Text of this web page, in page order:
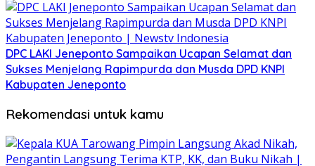
DPC LAKI Jeneponto Sampaikan Ucapan Selamat dan
Sukses Menjelang Rapimpurda dan Musda DPD KNPI
Kabupaten Jeneponto
Rekomendasi untuk kamu